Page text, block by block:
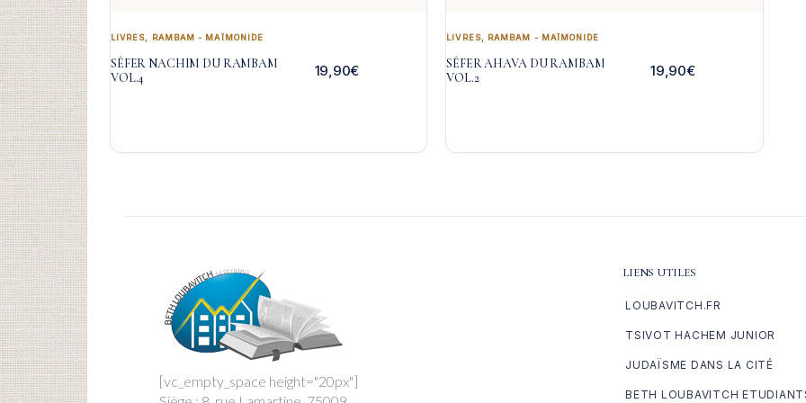
LIVRES, RAMBAM - MAÏMONIDE
SÉFER NACHIM DU RAMBAM
VOL.4
19,90€
LIVRES, RAMBAM - MAÏMONIDE
SÉFER AHAVA DU RAMBAM
VOL.2
19,90€
[vc_empty_space height="20px"]
LIENS UTILES
LOUBAVITCH.FR
TSIVOT HACHEM JUNIOR
JUDAÏSME DANS LA CITÉ
BETH LOUBAVITCH